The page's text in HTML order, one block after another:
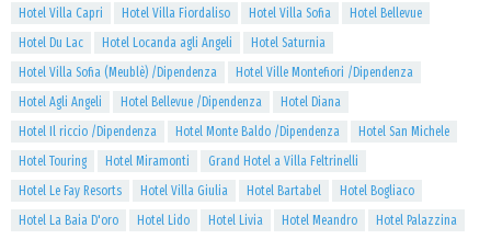
Hotel Villa Capri
Hotel Villa Fiordaliso Hotel Villa Sofia
Hotel Bellevue
Hotel Du Lac
Hotel Locanda agli Angeli
Hotel Saturnia
Hotel Villa Sofia (Meublè) /Dipendenza
Hotel Ville Montefiori /Dipendenza
Hotel Agli Angeli
Hotel Bellevue /Dipendenza
Hotel Diana
Hotel Il riccio /Dipendenza
Hotel Monte Baldo /Dipendenza
Hotel San Michele
Hotel Touring
Hotel Miramonti
Grand Hotel a Villa Feltrinelli
Hotel Le Fay Resorts
Hotel Villa Giulia Hotel Bartabel
Hotel Bogliaco
Hotel La Baia D'oro
Hotel Lido Hotel Livia Hotel Meandro
Hotel Palazzina